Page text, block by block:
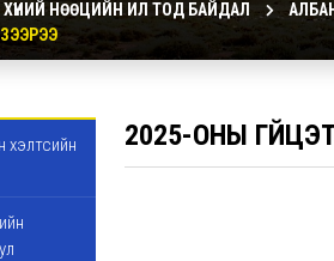
ХҮНИЙ НӨӨЦИЙН ИЛ ТОД БАЙДАЛ
хэлтсийн
2025-ОНЫ